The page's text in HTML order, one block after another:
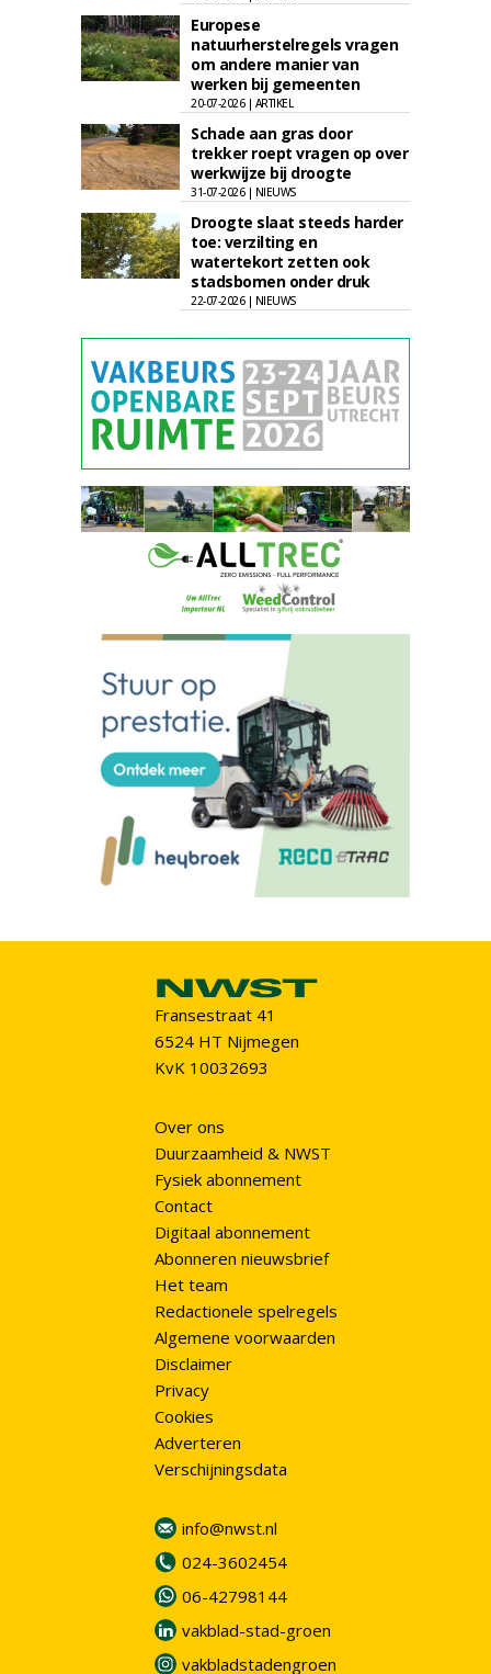
Europese
natuurherstelregels vragen
om andere manier van
werken bij gemeenten
20-07-2026 | ARTIKEL
Schade aan gras door
trekker roept vragen op over
werkwijze bij droogte
31-07-2026 | NIEUWS
Droogte slaat steeds harder
toe: verzilting en
watertekort zetten ook
stadsbomen onder druk
22-07-2026 | NIEUWS
Fransestraat 41
6524 HT Nijmegen
KvK 10032693
Over ons
Duurzaamheid & NWST
Fysiek abonnement
Contact
Digitaal abonnement
Abonneren nieuwsbrief
Het team
Redactionele spelregels
Algemene voorwaarden
Disclaimer
Privacy
Cookies
Adverteren
Verschijningsdata
info@nwst.nl
024-3602454
06-42798144
vakblad-stad-groen
vakbladstadengroen